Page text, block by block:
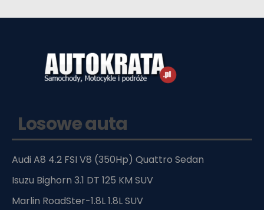
Losowe auta
Audi A8 4.2 FSI V8 (350Hp) Quattro Sedan
Isuzu Bighorn 3.1 DT 125 KM SUV
Marlin RoadSter-1.8L 1.8L SUV